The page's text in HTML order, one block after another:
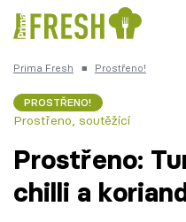
Česká kuchyně
Prima Fresh ■ Prostřeno!
PROSTŘENO!
Prostřeno, soutěžící
Prostřeno:
chilli a